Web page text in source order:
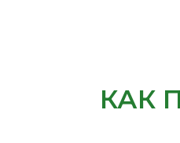
КАК